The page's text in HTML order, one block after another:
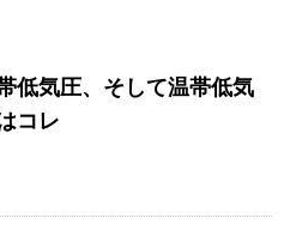
低気圧、そして温帯低気
コレ